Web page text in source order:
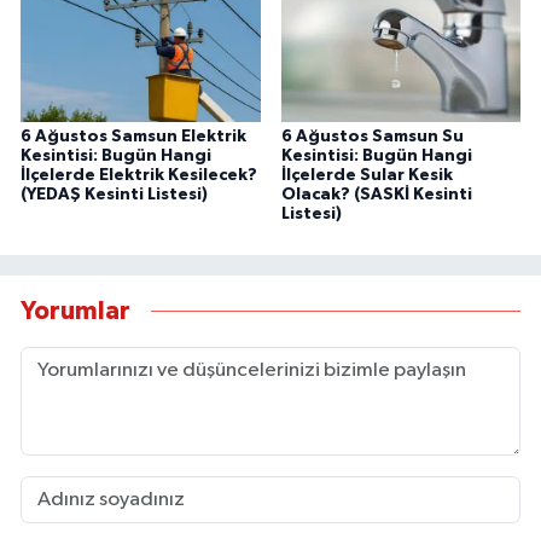
6 Ağustos Samsun Elektrik
Kesintisi: Bugün Hangi
İlçelerde Elektrik Kesilecek?
(YEDAŞ Kesinti Listesi)
6 Ağustos Samsun Su
Kesintisi: Bugün Hangi
İlçelerde Sular Kesik
Olacak? (SASKİ Kesinti
Listesi)
Yorumlar